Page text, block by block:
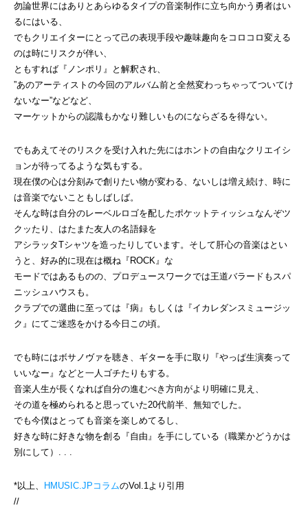
勿論世界にはありとあらゆるタイプの音楽制作に立ち向かう勇者はい
るにはいる、
でもクリエイターにとって己の表現手段や趣味趣向をコロコロ変える
のは時にリスクが伴い、
ともすれば『ノンポリ』と解釈され、
”あのアーティストの今回のアルバム前と全然変わっちゃってついてけ
ないなー”などなど、
マーケットからの認識もかなり難しいものにならざるを得ない。
でもあえてそのリスクを受け入れた先にはホントの自由なクリエイシ
ョンが待ってるような気もする。
現在僕の心は分刻みで創りたい物が変わる、ないしは増え続け、時に
は音楽でないこともしばしば。
そんな時は自分のレーベルロゴを配したポケットティッシュなんぞツ
クッたり、はたまた友人の名語録を
アシラッタTシャツを造ったりしています。そして肝心の音楽はとい
うと、好み的に現在は概ね『ROCK』な
モードではあるものの、プロデュースワークでは王道バラードもスパ
ニッシュハウスも。
クラブでの選曲に至っては『病』もしくは『イカレダンスミュージッ
ク』にてご迷惑をかける今日この頃。
でも時にはボサノヴァを聴き、ギターを手に取り『やっぱ生演奏って
いいなー』などと一人ゴチたりもする。
音楽人生が長くなれば自分の進むべき方向がより明確に見え、
その道を極められると思っていた20代前半、無知でした。
でも今僕はとっても音楽を楽しめてるし、
好きな時に好きな物を創る『自由』を手にしている（職業かどうかは
別にして）. . .
*以上、 HMUSIC.JPコラムのVol.1より引用
//